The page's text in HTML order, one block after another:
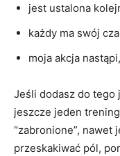
jest ustalona
każdy ma swój
moja akcja
Jeśli dodasz do tego
jeszcze jeden
“zabronione”, nawet
przeskakiwać pól,